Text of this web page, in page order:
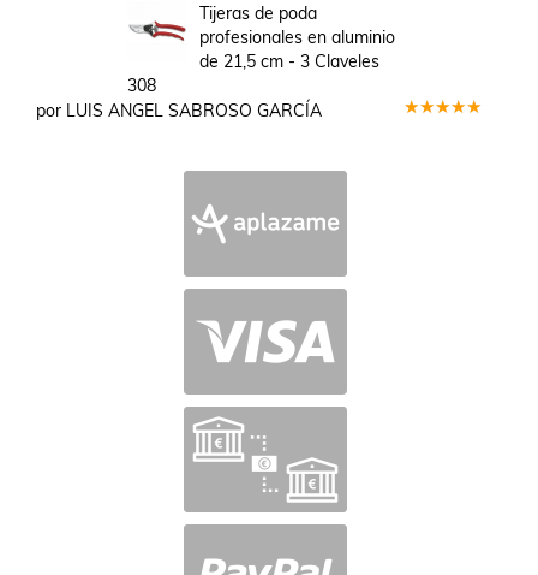
Tijeras de poda
profesionales en aluminio
de 21,5 cm - 3 Claveles
308
por LUIS ANGEL SABROSO GARCÍA